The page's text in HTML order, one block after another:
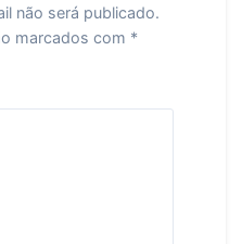
não será publicado.
marcados com *